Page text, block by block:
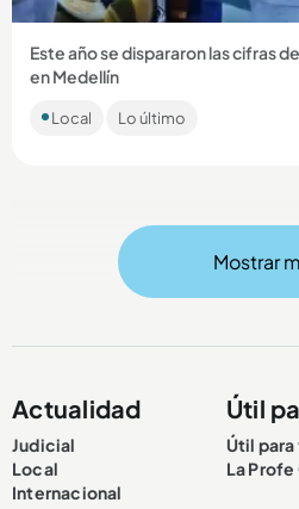
Este año se dispararon las cifras
en Medellín
Medellín, en lo que va del año se
Local Lo último
Mostrar
Actualidad
Judicial
Local
Internacional
Útil
Útil para
La Profe